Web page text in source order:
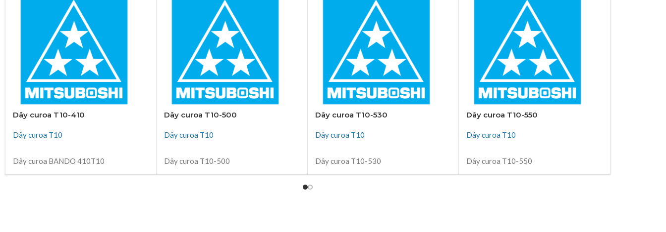
Dây curoa T10-410
Dây curoa T10
Dây curoa BANDO 410T10
Dây curoa T10-500
Dây curoa T10
Dây curoa T10-500
Dây curoa T10-530
Dây curoa T10
Dây curoa T10-530
Dây curoa T10-550
Dây curoa T10
Dây curoa T10-550